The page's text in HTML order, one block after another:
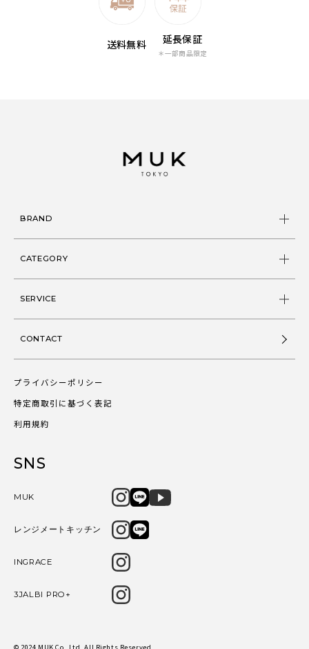
送料無料 延長保証
＊一部商品限定
BRAND
CATEGORY
SERVICE
CONTACT
プライバシーポリシー
特定商取引に基づく表記
利用規約
SNS
MUK
レンジメートキッチン
INGRACE
3JALBI PRO+